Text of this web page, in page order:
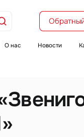
О нас Новости